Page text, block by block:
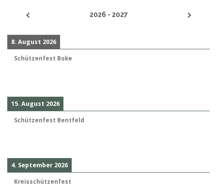
2026 - 2027
8. August 2026
Schützenfest Boke
15. August 2026
Schützenfest Bentfeld
4. September 2026
Kreisschützenfest